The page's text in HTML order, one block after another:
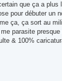
que ça a plus
pour débuter un
ça, ça sort au
parasite presque
& 100%